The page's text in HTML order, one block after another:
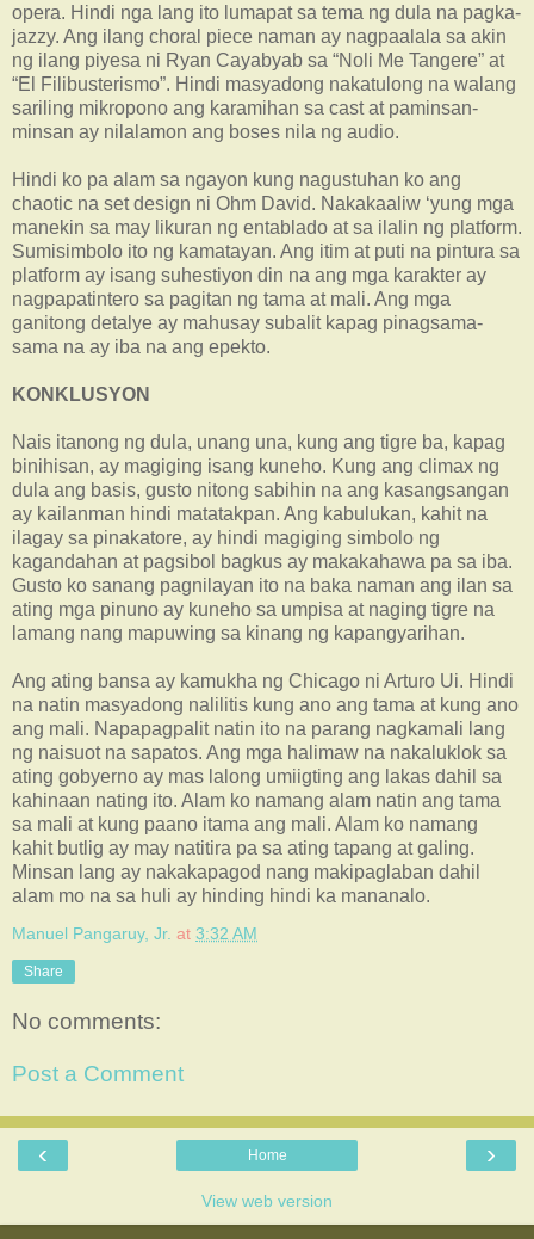
opera. Hindi nga lang ito lumapat sa tema ng dula na pagka-
jazzy. Ang ilang choral piece naman ay nagpaalala sa akin
ng ilang piyesa ni Ryan Cayabyab sa “Noli Me Tangere” at
“El Filibusterismo”. Hindi masyadong nakatulong na walang
sariling mikropono ang karamihan sa cast at paminsan-
minsan ay nilalamon ang boses nila ng audio.
Hindi ko pa alam sa ngayon kung nagustuhan ko ang
chaotic na set design ni Ohm David. Nakakaaliw ‘yung mga
manekin sa may likuran ng entablado at sa ilalin ng platform.
Sumisimbolo ito ng kamatayan. Ang itim at puti na pintura sa
platform ay isang suhestiyon din na ang mga karakter ay
nagpapatintero sa pagitan ng tama at mali. Ang mga
ganitong detalye ay mahusay subalit kapag pinagsama-
sama na ay iba na ang epekto.
KONKLUSYON
Nais itanong ng dula, unang una, kung ang tigre ba, kapag
binihisan, ay magiging isang kuneho. Kung ang climax ng
dula ang basis, gusto nitong sabihin na ang kasangsangan
ay kailanman hindi matatakpan. Ang kabulukan, kahit na
ilagay sa pinakatore, ay hindi magiging simbolo ng
kagandahan at pagsibol bagkus ay makakahawa pa sa iba.
Gusto ko sanang pagnilayan ito na baka naman ang ilan sa
ating mga pinuno ay kuneho sa umpisa at naging tigre na
lamang nang mapuwing sa kinang ng kapangyarihan.
Ang ating bansa ay kamukha ng Chicago ni Arturo Ui. Hindi
na natin masyadong nalilitis kung ano ang tama at kung ano
ang mali. Napapagpalit natin ito na parang nagkamali lang
ng naisuot na sapatos. Ang mga halimaw na nakaluklok sa
ating gobyerno ay mas lalong umiigting ang lakas dahil sa
kahinaan nating ito. Alam ko namang alam natin ang tama
sa mali at kung paano itama ang mali. Alam ko namang
kahit butlig ay may natitira pa sa ating tapang at galing.
Minsan lang ay nakakapagod nang makipaglaban dahil
alam mo na sa huli ay hinding hindi ka mananalo.
Manuel Pangaruy, Jr. at 3:32 AM
Share
No comments:
Post a Comment
‹ ›
Home
View web version